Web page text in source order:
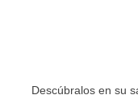
Descúbralos en su